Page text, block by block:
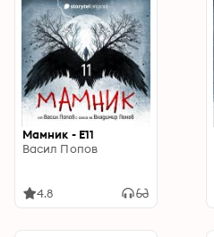
Мамник - E11
Васил Попов
4.8